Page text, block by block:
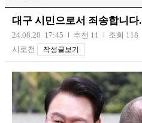
대구 시민으로서 죄송합니다.
24.08.20 17:45 추천 11
조회 118
시로천
작성글보기